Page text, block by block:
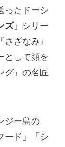
ったドーシ
」 シリー
ざなみ』
として顔を
グ』の名匠
ジー島の
ード」「シ